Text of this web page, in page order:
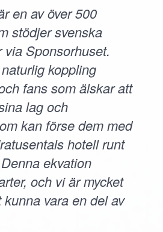
en av över 500
stödjer svenska
Sponsorhuset.
koppling
fans som älskar att
lag och
kan förse dem med
hotell runt
ekvation
och vi är mycket
vara en del av